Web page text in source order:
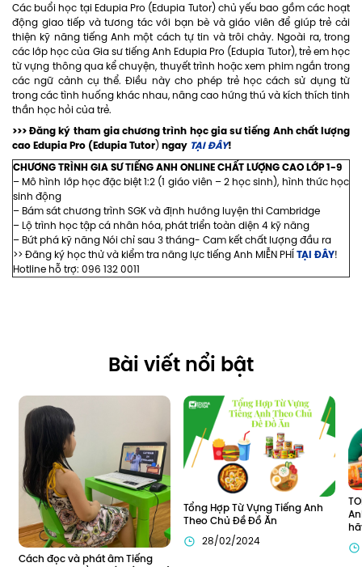
Các buổi học tại Edupia Pro (Edupia Tutor) chủ yếu bao gồm các hoạt
động giao tiếp và tương tác với bạn bè và giáo viên để giúp trẻ cải
thiện kỹ năng tiếng Anh một cách tự tin và trôi chảy. Ngoài ra, trong
các lớp học của Gia sư tiếng Anh Edupia Pro (Edupia Tutor), trẻ em học
từ vựng thông qua kể chuyện, thuyết trình hoặc xem phim ngắn trong
các ngữ cảnh cụ thể. Điều này cho phép trẻ học cách sử dụng từ
trong các tình huống khác nhau, nâng cao hứng thú và kích thích tinh
thần học hỏi của trẻ.
>>> Đăng ký tham gia chương trình học gia sư tiếng Anh chất lượng
cao Edupia Pro (Edupia Tutor)ngay TẠI ĐÂY!
CHƯƠNG TRÌNH GIA SƯ TIẾNG ANH ONLINE CHẤT LƯỢNG CAO LỚP 1-9
– Mô hình lớp học đặc biệt 1:2 (1 giáo viên – 2 học sinh), hình thức học
sinh động
– Bám sát chương trình SGK và định hướng luyện thi Cambridge
– Lộ trình học tập cá nhân hóa, phát triển toàn diện 4 kỹ năng
– Bứt phá kỹ năng Nói chỉ sau 3 tháng- Cam kết chất lượng đầu ra
>> Đăng ký học thử và kiểm tra năng lực tiếng Anh MIỄN PHÍTẠI ĐÂY!
Hotline hỗ trợ: 096 132 0011
Bài viết nổi bật
Cách đọc và phát âm Tiếng
Tổng Hợp Từ Vựng Tiếng Anh
Theo Chủ Đề Đồ Ăn
28/02/2024